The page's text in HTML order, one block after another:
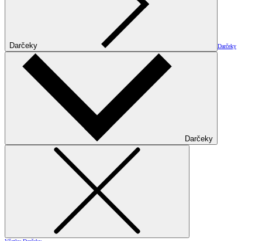
Darčeky Darčeky
Darčeky